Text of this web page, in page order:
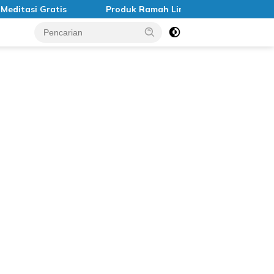
Gratis Produk Ramah Lingkungan di Indonesia